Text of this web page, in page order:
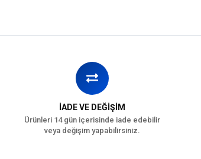
İADE VE DEĞİŞİM
Ürünleri 14 gün içerisinde iade edebilir
veya değişim yapabilirsiniz.